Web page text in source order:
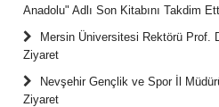
Anadolu" Adlı Son Kitabını Takdim
Mersin Üniversitesi Rektörü Prof.
Ziyaret
Nevşehir Gençlik ve Spor İl
Ziyaret